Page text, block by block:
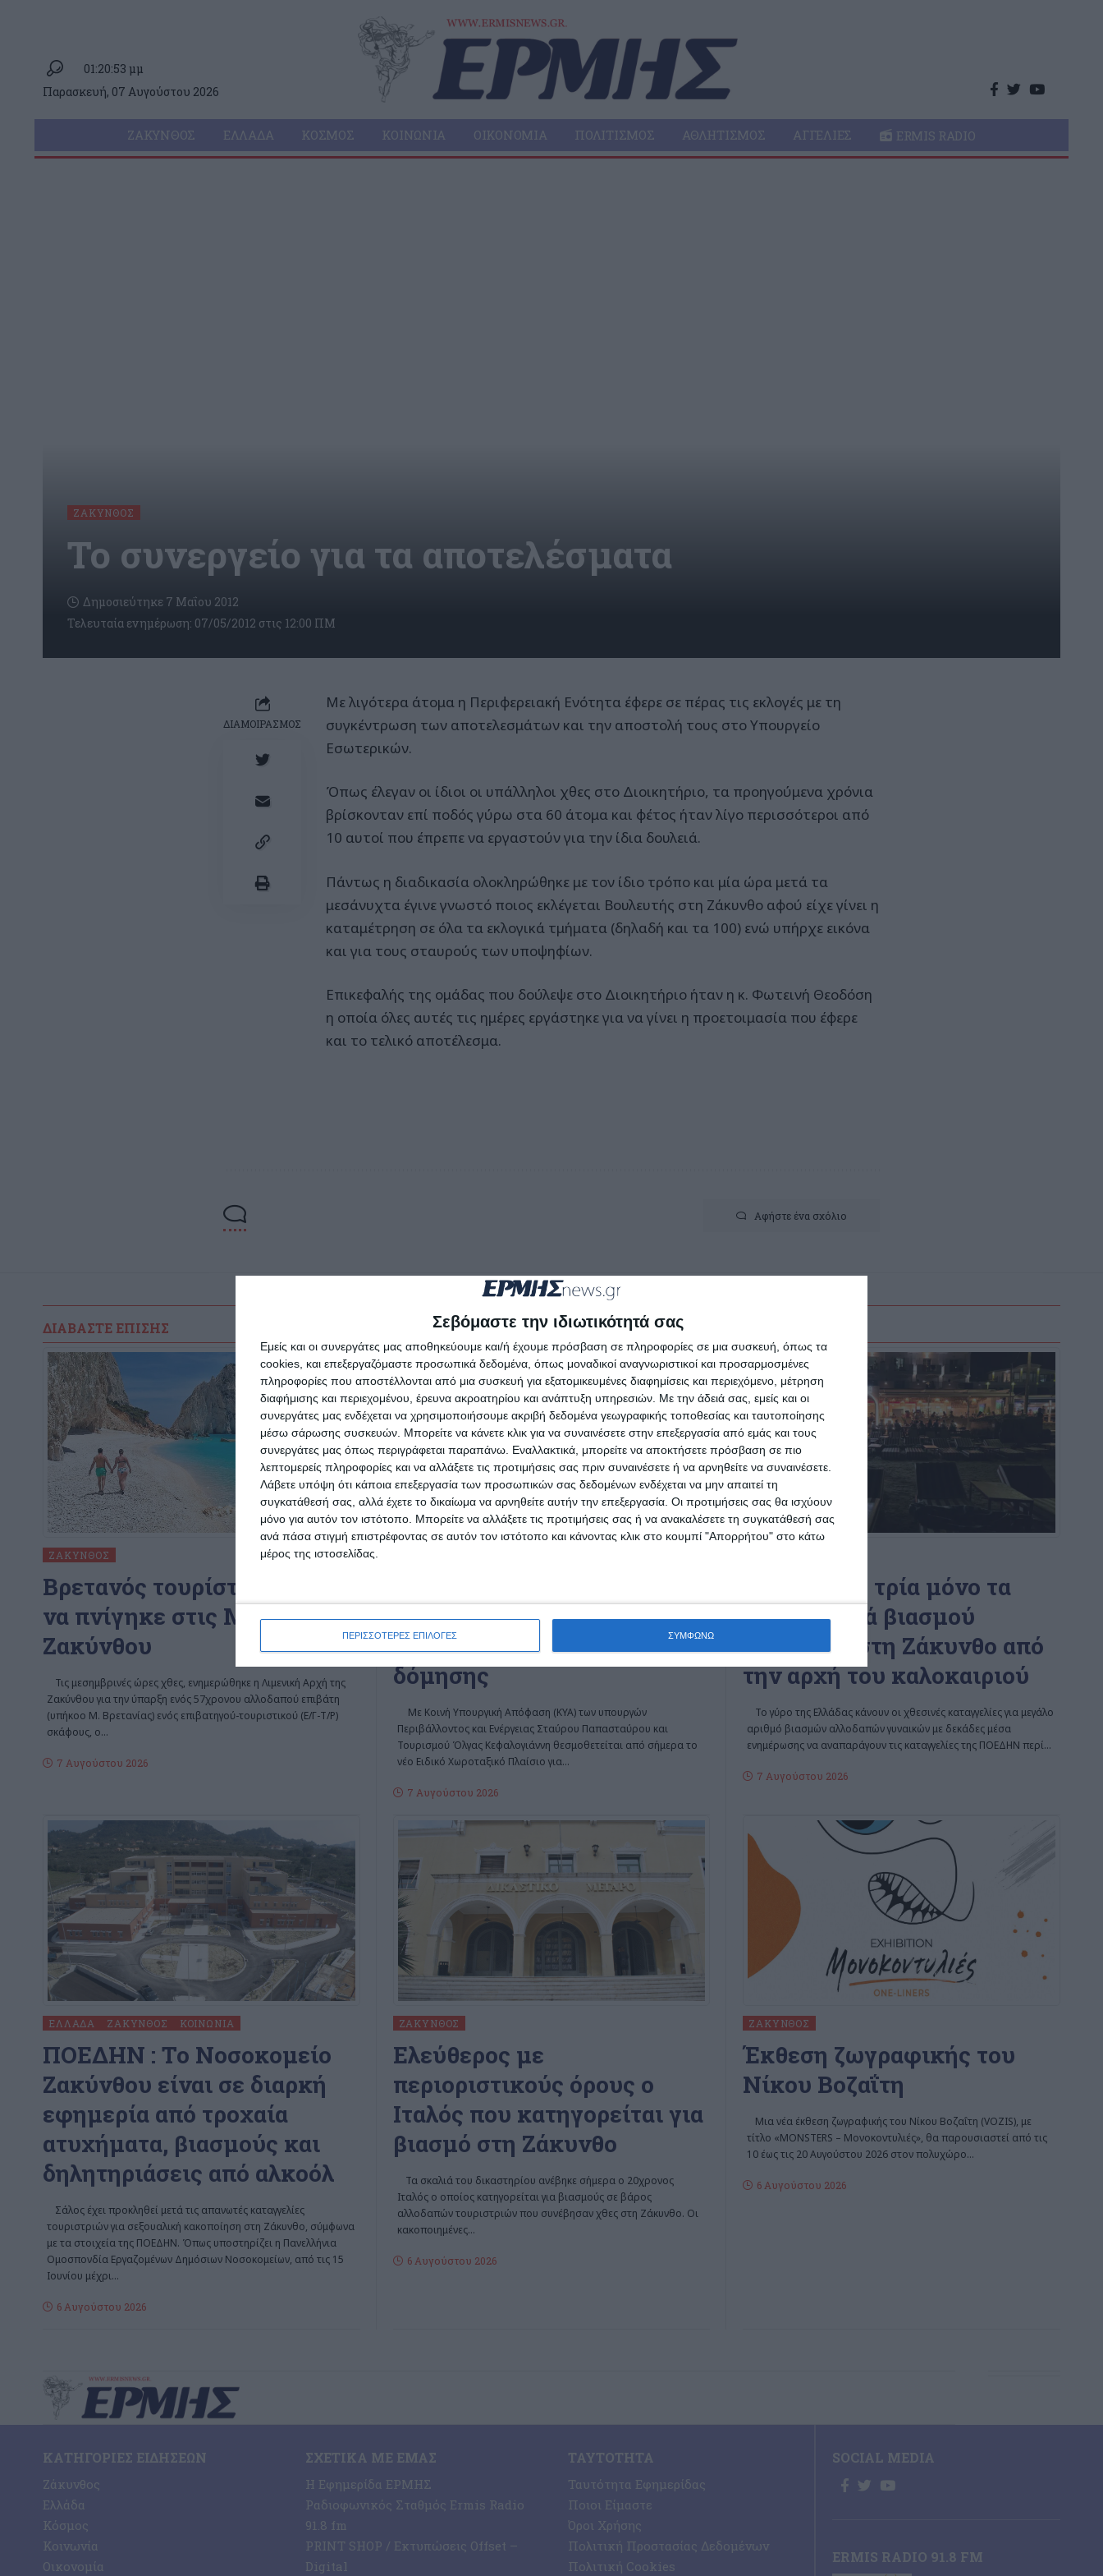
Σεβόμαστε την ιδιωτικότητά σας
Εμείς και οι συνεργάτες μας αποθηκεύουμε και/ή έχουμε πρόσβαση σε πληροφορίες σε μια συσκευή, όπως τα
cookies, και επεξεργαζόμαστε προσωπικά δεδομένα, όπως μοναδικοί αναγνωριστικοί και προσαρμοσμένες
πληροφορίες που αποστέλλονται από μια συσκευή για εξατομικευμένες διαφημίσεις και περιεχόμενο, μέτρηση
διαφήμισης και περιεχομένου, έρευνα ακροατηρίου και ανάπτυξη υπηρεσιών. Με την άδειά σας, εμείς και οι
συνεργάτες μας ενδέχεται να χρησιμοποιήσουμε ακριβή δεδομένα γεωγραφικής τοποθεσίας και ταυτοποίησης
μέσω σάρωσης συσκευών. Μπορείτε να κάνετε κλικ για να συναινέσετε στην επεξεργασία από εμάς και τους
συνεργάτες μας όπως περιγράφεται παραπάνω. Εναλλακτικά, μπορείτε να αποκτήσετε πρόσβαση σε πιο
λεπτομερείς πληροφορίες και να αλλάξετε τις προτιμήσεις σας πριν συναινέσετε ή να αρνηθείτε να συναινέσετε.
Λάβετε υπόψη ότι κάποια επεξεργασία των προσωπικών σας δεδομένων ενδέχεται να μην απαιτεί τη
συγκατάθεσή σας, αλλά έχετε το δικαίωμα να αρνηθείτε αυτήν την επεξεργασία. Οι προτιμήσεις σας θα ισχύουν
μόνο για αυτόν τον ιστότοπο. Μπορείτε να αλλάξετε τις προτιμήσεις σας ή να ανακαλέσετε τη συγκατάθεσή σας
ανά πάσα στιγμή επιστρέφοντας σε αυτόν τον ιστότοπο και κάνοντας κλικ στο κουμπί "Απορρήτου" στο κάτω
μέρος της ιστοσελίδας.
ΠΕΡΙΣΣΟΤΕΡΕΣ ΕΠΙΛΟΓΕΣ ΣΥΜΦΩΝΩ
01:20:53 μμ
Παρασκευή, 07 Αυγούστου 2026
ΖΆΚΥΝΘΟΣ ΕΛΛΆΔΑ ΚΌΣΜΟΣ ΚΟΙΝΩΝΊΑ ΟΙΚΟΝΟΜΊΑ ΠΟΛΙΤΙΣΜΌΣ ΑΘΛΗΤΙΣΜΌΣ ΑΓΓΕΛΊΕΣ ERMIS RADIO
ΖΆΚΥΝΘΟΣ
Το συνεργείο για τα αποτελέσματα
Τελευταία ενημέρωση: 07/05/2012 στις 12:00 ΠΜ
Δημοσιεύτηκε 7 Μαΐου 2012
ΔΙΑΜΟΙΡΑΣΜΟΣ
Με λιγότερα άτομα η Περιφερειακή Ενότητα έφερε σε πέρας τις εκλογές με τη
συγκέντρωση των αποτελεσμάτων και την αποστολή τους στο Υπουργείο
Εσωτερικών.
Όπως έλεγαν οι ίδιοι οι υπάλληλοι χθες στο Διοικητήριο, τα προηγούμενα χρόνια
βρίσκονταν επί ποδός γύρω στα 60 άτομα και φέτος ήταν λίγο περισσότεροι από
10 αυτοί που έπρεπε να εργαστούν για την ίδια δουλειά.
Πάντως η διαδικασία ολοκληρώθηκε με τον ίδιο τρόπο και μία ώρα μετά τα
μεσάνυχτα έγινε γνωστό ποιος εκλέγεται Βουλευτής στη Ζάκυνθο αφού είχε γίνει η
καταμέτρηση σε όλα τα εκλογικά τμήματα (δηλαδή και τα 100) ενώ υπήρχε εικόνα
και για τους σταυρούς των υποψηφίων.
Επικεφαλής της ομάδας που δούλεψε στο Διοικητήριο ήταν η κ. Φωτεινή Θεοδόση
η οποία όλες αυτές τις ημέρες εργάστηκε για να γίνει η προετοιμασία που έφερε
και το τελικό αποτέλεσμα.
Αφήστε ένα σχόλιο
ΔΙΑΒΆΣΤΕ ΕΠΊΣΗΣ
ΖΆΚΥΝΘΟΣ
Bρετανός τουρίστας φέρεται
να πνίγηκε στις Μυζήθρες
Ζακύνθου
Τις μεσημβρινές ώρες χθες, ενημερώθηκε η Λιμενική Αρχή της
Ζακύνθου για την ύπαρξη ενός 57χρονου αλλοδαπού επιβάτη
(υπήκοο Μ. Βρετανίας) ενός επιβατηγού-τουριστικού (Ε/Γ-Τ/Ρ)
σκάφους, ο…
7 Αυγούστου 2026
χωροταξικό για το τουρισμό.
Στα 16 στρ. η εκτός σχεδίου
δόμησης
Με Κοινή Υπουργική Απόφαση (ΚΥΑ) των υπουργών
Περιβάλλοντος και Ενέργειας Σταύρου Παπασταύρου και
Τουρισμού Όλγας Κεφαλογιάννη θεσμοθετείται από σήμερα το
νέο Ειδικό Χωροταξικό Πλαίσιο για…
7 Αυγούστου 2026
Αστυνομία: τρία μόνο τα
περιστατικά βιασμού
γυναικών στη Ζάκυνθο από
την αρχή του καλοκαιριού
Το γύρο της Ελλάδας κάνουν οι χθεσινές καταγγελίες για μεγάλο
αριθμό βιασμών αλλοδαπών γυναικών με δεκάδες μέσα
ενημέρωσης να αναπαράγουν τις καταγγελίες της ΠΟΕΔΗΝ περί…
7 Αυγούστου 2026
ΕΛΛΆΔΑ ΖΆΚΥΝΘΟΣ ΚΟΙΝΩΝΊΑ
ΠΟΕΔΗΝ : To Νοσοκομείο
Ζακύνθου είναι σε διαρκή
εφημερία από τροχαία
ατυχήματα, βιασμούς και
δηλητηριάσεις από αλκοόλ
Σάλος έχει προκληθεί μετά τις απανωτές καταγγελίες
τουριστριών για σεξουαλική κακοποίηση στη Ζάκυνθο, σύμφωνα
με τα στοιχεία της ΠΟΕΔΗΝ. Όπως υποστηρίζει η Πανελλήνια
Ομοσπονδία Εργαζομένων Δημόσιων Νοσοκομείων, από τις 15
Ιουνίου μέχρι…
6 Αυγούστου 2026
ΖΆΚΥΝΘΟΣ
Ελεύθερος με
περιοριστικούς όρους ο
Ιταλός που κατηγορείται για
βιασμό στη Ζάκυνθο
Τα σκαλιά του δικαστηρίου ανέβηκε σήμερα ο 20χρονος
Ιταλός ο οποίος κατηγορείται για βιασμούς σε βάρος
αλλοδαπών τουριστριών που συνέβησαν χθες στη Ζάκυνθο. Οι
κακοποιημένες…
6 Αυγούστου 2026
ΖΆΚΥΝΘΟΣ
Έκθεση ζωγραφικής του
Νίκου Βοζαΐτη
Μια νέα έκθεση ζωγραφικής του Νίκου Βοζαΐτη (VOZIS), με
τίτλο «MONSTERS – Μονοκοντυλιές», θα παρουσιαστεί από τις
10 έως τις 20 Αυγούστου 2026 στον πολυχώρο…
6 Αυγούστου 2026
ΚΑΤΗΓΟΡΊΕΣ ΕΙΔΉΣΕΩΝ
Ζάκυνθος
Ελλάδα
Κόσμος
Κοινωνία
Οικονομία
ΣΧΕΤΙΚΆ ΜΕ ΕΜΆΣ
Η Εφημερίδα ΕΡΜΗΣ
Ραδιοφωνικός Σταθμός Ermis Radio
91.8 fm
PRINT SHOP / Εκτυπώσεις Offset –
Digital
ΤΑΥΤΌΤΗΤΑ
Ταυτότητα Εφημερίδας
Ποιοι Είμαστε
Όροι Χρήσης
Πολιτική Προστασίας Δεδομένων
Πολιτική Cookies
SOCIAL MEDIA
ERMIS RADIO 91.8 FM